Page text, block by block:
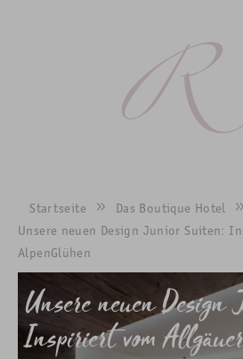
Startseite Das Boutique Hotel
Unsere neuen Design Junior Suiten:
AlpenGlühen
Unsere neuen
Inspiriert vom